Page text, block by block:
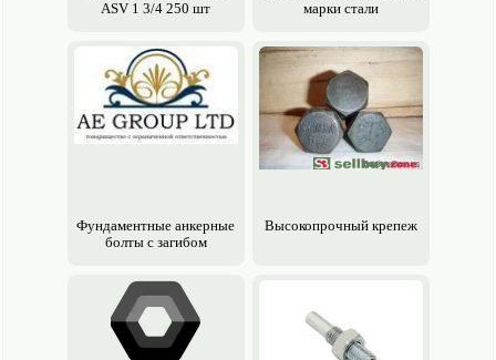
ASV 1 3/4 250 шт
марки стали
Фундаментные анкерные
болты с загибом
Высоко­прочный крепеж